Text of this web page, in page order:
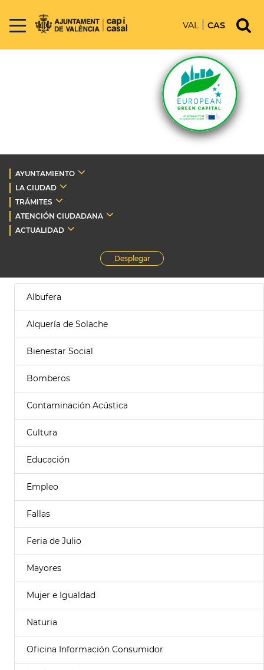
VAL CAS
AYUNTAMIENTO
LA CIUDAD
TRÁMITES
ATENCIÓN CIUDADANA
ACTUALIDAD
Desplegar
Albufera
Alquería de Solache
Bienestar Social
Bomberos
Contaminación Acústica
Cultura
Educación
Empleo
Fallas
Feria de Julio
Mayores
Mujer e Igualdad
Naturia
Oficina Información Consumidor